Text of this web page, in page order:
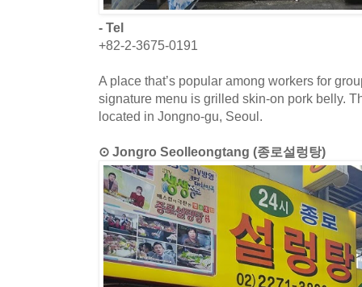
- Tel
+82-2-3675-0191
A place that’s popular among workers for
signature menu is grilled skin-on pork belly.
located in Jongno-gu, Seoul.
⊙ Jongro Seolleongtang (종로설렁탕)